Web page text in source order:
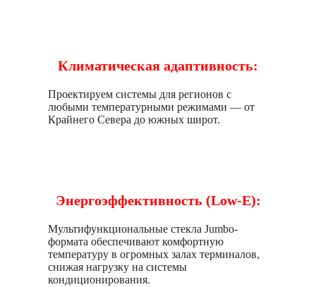
Климатическая адаптивность:
Проектируем системы для регионов с
любыми температурными режимами — от
Крайнего Севера до южных широт.
Энергоэффективность (Low-E):
Мультифункциональные стекла Jumbo-
формата обеспечивают комфортную
температуру в огромных залах терминалов,
снижая нагрузку на системы
кондиционирования.